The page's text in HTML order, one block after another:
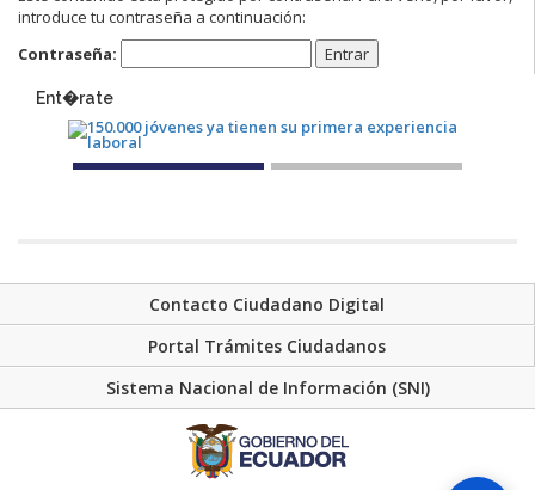
introduce tu contraseña a continuación:
Contraseña:
Ent�rate
Contacto Ciudadano Digital
Portal Trámites Ciudadanos
Sistema Nacional de Información (SNI)